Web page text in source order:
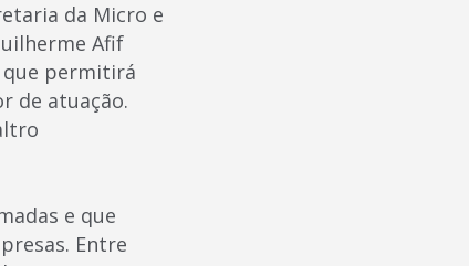
da Micro e
Afif
que permitirá
de atuação.
e que
Entre